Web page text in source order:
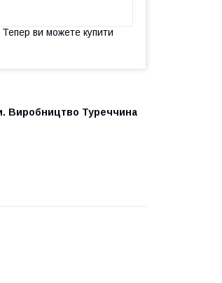
Тепер ви можете купити
Виробництво Туреччина